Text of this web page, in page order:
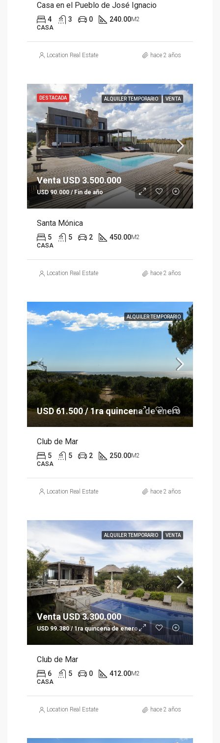
Casa en el Pueblo de José Ignacio
4 3 0 240.00M2
CASA
Location Real Estate hace 2 años
DESTACADA ALQUILER TEMPORARIO VENTA
Venta USD 3.500.000
USD 90.000 / Fin de año
Santa Mónica
5 5 2 450.00M2
CASA
Location Real Estate hace 2 años
ALQUILER TEMPORARIO
USD 61.500 / 1ra quincena de enero
Club de Mar
5 5 2 250.00M2
CASA
Location Real Estate hace 2 años
ALQUILER TEMPORARIO VENTA
Venta USD 3.300.000
USD 99.380 / 1ra quincena de enero
Club de Mar
6 5 0 412.00M2
CASA
Location Real Estate hace 2 años